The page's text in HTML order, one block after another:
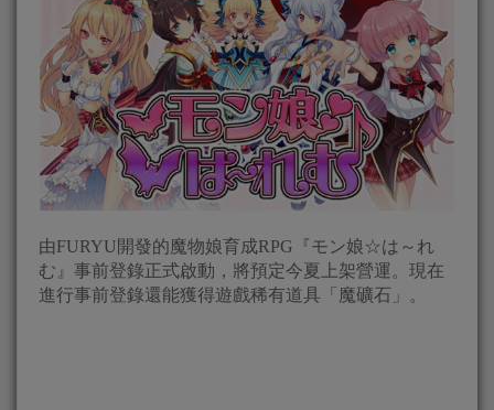
由FURYU開發的魔物娘育成RPG『モン娘☆は～れ
む』事前登錄正式啟動，將預定今夏上架營運。現在
進行事前登錄還能獲得遊戲稀有道具「魔礦石」。